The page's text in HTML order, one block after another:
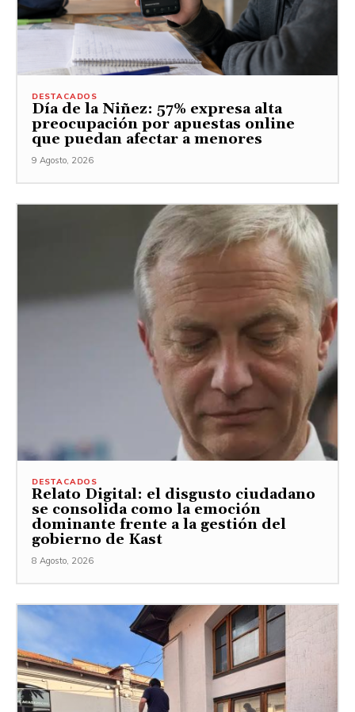
DESTACADOS
Día de la Niñez: 57% expresa alta
preocupación por apuestas online
que puedan afectar a menores
9 Agosto, 2026
DESTACADOS
Relato Digital: el disgusto ciudadano
se consolida como la emoción
dominante frente a la gestión del
gobierno de Kast
8 Agosto, 2026